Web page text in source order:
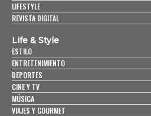
LIFESTYLE
REVISTA DIGITAL
Life & Style
ESTILO
ENTRETENIMIENTO
DEPORTES
CINE Y TV
MÚSICA
VIAJES Y GOURMET